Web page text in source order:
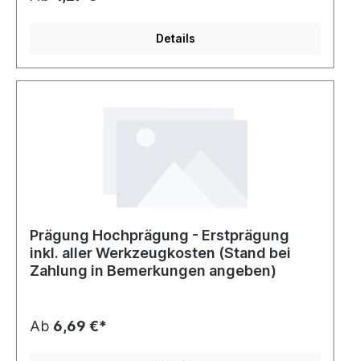
Details
Prägung Hochprägung - Erstprägung
inkl. aller Werkzeugkosten (Stand bei
Zahlung in Bemerkungen angeben)
Ab 6,69 €*